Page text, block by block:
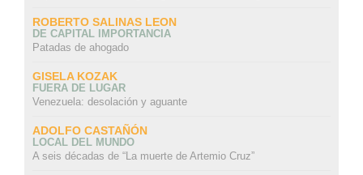
ROBERTO SALINAS LEON
DE CAPITAL IMPORTANCIA
Patadas de ahogado
GISELA KOZAK
FUERA DE LUGAR
Venezuela: desolación y aguante
ADOLFO CASTAÑÓN
LOCAL DEL MUNDO
A seis décadas de “La muerte de Artemio Cruz”